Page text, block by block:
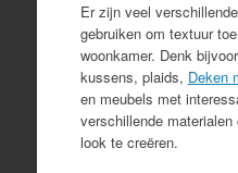
Er zijn veel
gebruiken om textuur
woonkamer. Denk
kussens, plaids, Deken
en meubels met
verschillende
look te creëren.